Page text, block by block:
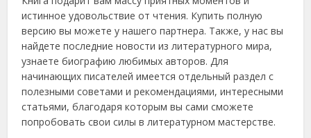
истинное удовольствие от чтения. Купить полную
версию вы можете у нашего партнера. Также, у нас вы
найдете последние новости из литературного мира,
узнаете биографию любимых авторов. Для
начинающих писателей имеется отдельный раздел с
полезными советами и рекомендациями, интересными
статьями, благодаря которым вы сами сможете
попробовать свои силы в литературном мастерстве.